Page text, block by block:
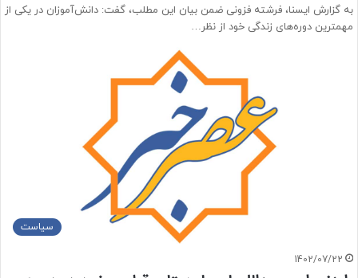
به گزارش ایسنا، فرشته فزونی ضمن بیان این مطلب، گفت: دانش‌آموزان در یکی از
مهمترین دوره‌های زندگی خود از نظر…
سیاست
1402/07/22